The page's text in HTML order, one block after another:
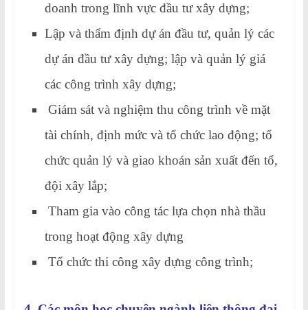
doanh trong lĩnh vực đầu tư xây dựng;
Lập và thẩm định dự án đầu tư, quản lý các
dự án đầu tư xây dựng; lập và quản lý giá
các công trình xây dựng;
Giám sát và nghiệm thu công trình về mặt
tài chính, định mức và tổ chức lao động; tổ
chức quản lý và giao khoán sản xuất đến tổ,
đội xây lắp;
Tham gia vào công tác lựa chọn nhà thầu
trong hoạt động xây dựng
Tổ chức thi công xây dựng công trình;